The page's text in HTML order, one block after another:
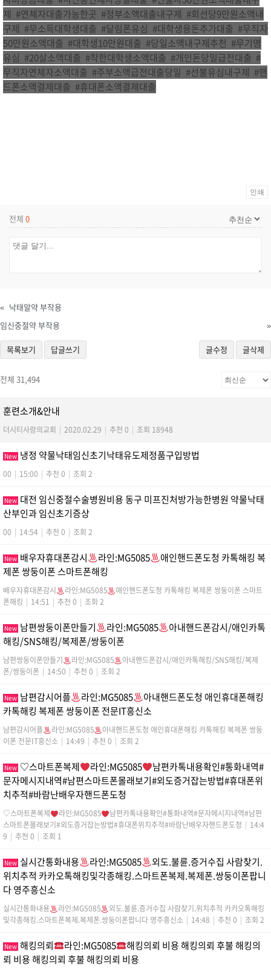
제 #연체자대출가능한곳 #정부소액대출내구제 #회선당9만원소액내
구제 #무소득대학생대출 #달림폰유심 #대학생용돈추가대출 #무직자
50만원소액대출 #대학생10만원대출 #당일소액내구제추천 #무기명
유심 #20살소액대출 #착한대학생소액대출 #개인돈당일급전대출 #
무직자연체자소액대출 #주부소액급전대출당일 #선불유심내구제 #핸
드폰소액결제대출 #휴대폰소액결제대출
인쇄
전체 0
« 낙­태알약 부작용
임신중절약 부작용
»
목록보기 답글쓰기 글수정 글삭제
전체 31,494
훈련소개&안내
더시티사랑의교회 2020.02.29 추천 0 조회 18948
New 냉정 약물낙태임신초기낙태유도제정품구입방법
00 15:00 추천 0 조회 2
New 대전 임신중절수술병원비용 동구 미프진처방가능한병원 약물낙태
산부인과 임신초기증상
00 14:54 추천 0 조회 2
New 배우자휴대폰감시 라인:MG5085
애인핸드폰도청 카톡해킹 복
제폰 쌍둥이폰 스마트폰해킹
배우자휴대폰감시 라인:MG5085
애인핸드폰도청 카톡해킹 복제폰 쌍둥이폰 스마트
폰해킹
14:51 추천 0 조회 2
New 남편쌍둥이폰만들기 라인:MG5085
아내핸드폰감시/애인카톡
해킹/SNS해킹/복제폰/쌍둥이폰
남편쌍둥이폰만들기 라인:MG5085
아내핸드폰감시/애인카톡해킹/SNS해킹/복제
폰/쌍둥이폰
14:50 추천 0 조회 2
New 남편감시어플 라인:MG5085
아내핸드폰도청 애인휴대폰해킹
카톡해킹 복제폰 쌍둥이폰 전문IT흥신소
남편감시어플 라인:MG5085
아내핸드폰도청 애인휴대폰해킹 카톡해킹 복제폰 쌍둥
이폰 전문IT흥신소
14:49 추천 0 조회 2
New ♡스마트폰복제 라인:MG5085
남편카톡내용확인#통화내역#
문자메시지내역#남편스마트폰몰래보기#외도증거잡는방법#휴대폰위
치추적#바람난배우자핸드폰도청
♡스마트폰복제 라인:MG5085
남편카톡내용확인#통화내역#문자메시지내역#남편
스마트폰몰래보기#외도증거잡는방법#휴대폰위치추적#바람난배우자핸드폰도청
14:4
9
추천 0 조회 1
New 실시간통화내용 라인:MG5085
외도.불륜.증거수집 사람찾기.
위치추적 카카오톡해킹및각종해킹.스마트폰복제.복제폰.쌍둥이폰팝니
다 영주흥신소
실시간통화내용 라인:MG5085
외도.불륜.증거수집 사람찾기.위치추적 카카오톡해킹
및각종해킹.스마트폰복제.복제폰.쌍둥이폰팝니다 영주흥신소
14:48 추천 0 조회 2
New 해킹의뢰 라인:MG5085
해킹의뢰 비용 해킹의뢰 후불 해킹의
뢰 비용 해킹의뢰 후불 해킹의뢰 비용